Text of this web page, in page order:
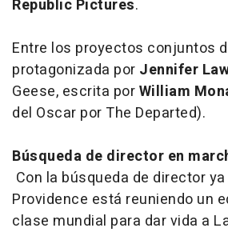
Republic Pictures.
Entre los proyectos conjuntos
protagonizada por Jennifer
Geese, escrita porWilliam
del Oscar por The Departed).
Búsqueda de director en
Con la búsqueda de director
Providence está reuniendo un
clase mundial para dar vida a